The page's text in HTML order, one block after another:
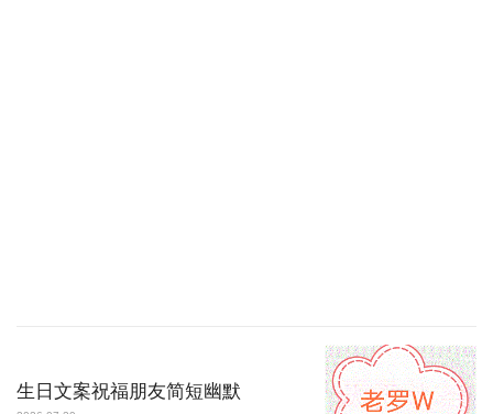
生日文案祝福朋友简短幽默